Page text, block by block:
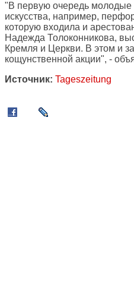
"В первую очередь молодые
искусства, например,
которую входила и
Надежда Толоконникова,
Кремля и Церкви. В этом и
кощунственной акции", -
Источник: Tageszeitung